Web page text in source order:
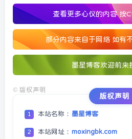
查看更多心仪的内容按
部分内容来自于网络 如有
墨星博客欢迎前来
© 版权声明
版权声明
1 本站名称： 墨星博客
2 本站网址： moxingbk.com